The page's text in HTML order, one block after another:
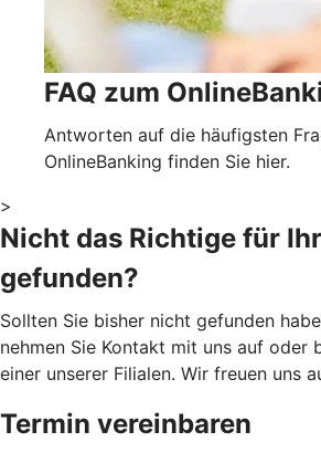
FAQ zum
Antworten auf die häufigsten
OnlineBanking finden Sie hier.
>
Nicht das Richtige für
gefunden?
Sollten Sie bisher nicht gefunden
nehmen Sie Kontakt mit uns auf oder
einer unserer Filialen. Wir freuen uns
Termin vereinbaren